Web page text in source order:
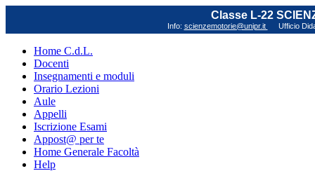
Classe L-22
Info: scienzemotorie@unipr.it Ufficio
Home C.d.L.
Docenti
Insegnamenti e moduli
Orario Lezioni
Aule
Appelli
Iscrizione Esami
Appost@ per te
Home Generale Facoltà
Help